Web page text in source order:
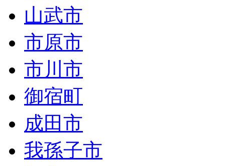
山武市
市原市
市川市
御宿町
成田市
我孫子市